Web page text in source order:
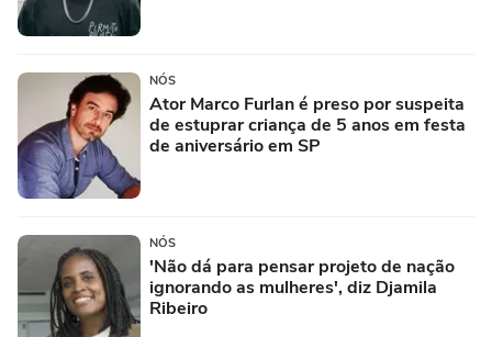
NÓS
Ator Marco Furlan é preso por suspeita
de estuprar criança de 5 anos em festa
de aniversário em SP
NÓS
'Não dá para pensar projeto de nação
ignorando as mulheres', diz Djamila
Ribeiro